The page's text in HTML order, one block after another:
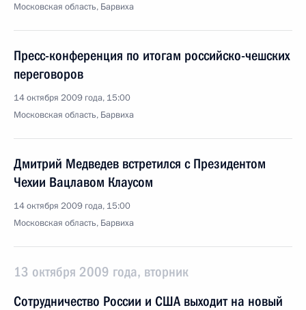
Московская область, Барвиха
Пресс-конференция по итогам российско-чешских
переговоров
14 октября 2009 года, 15:00
Московская область, Барвиха
Дмитрий Медведев встретился с Президентом
Чехии Вацлавом Клаусом
14 октября 2009 года, 15:00
Московская область, Барвиха
13 октября 2009 года, вторник
Сотрудничество России и США выходит на новый